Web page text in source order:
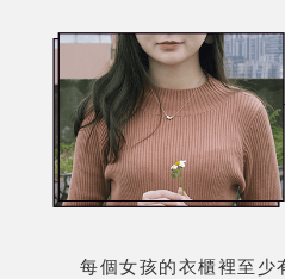
每個女孩的衣櫃裡至少